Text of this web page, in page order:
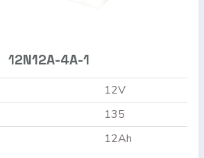
12N12A-4A-1
12V
135
12Ah